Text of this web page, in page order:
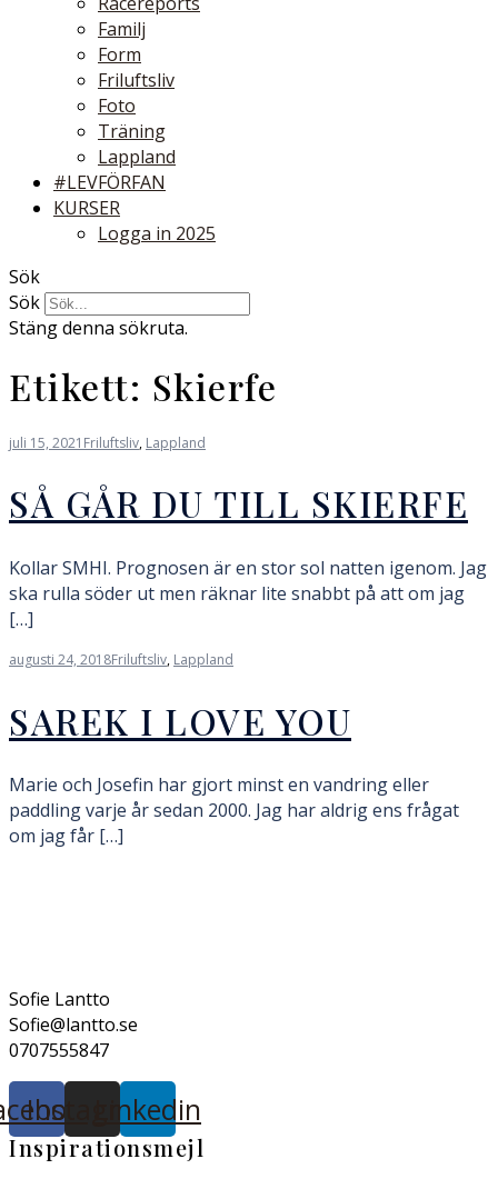
Familj
Form
Friluftsliv
Foto
Träning
Lappland
#LEVFÖRFAN
KURSER
Logga in 2025
Sök
Sök
Stäng denna sökruta.
Etikett: Skierfe
juli 15, 2021 Friluftsliv, Lappland
SÅ GÅR DU TILL SKIERFE
Kollar SMHI. Prognosen är en stor sol natten igenom. Jag
ska rulla söder ut men räknar lite snabbt på att om jag
[…]
augusti 24, 2018Friluftsliv, Lappland
SAREK I LOVE YOU
Marie och Josefin har gjort minst en vandring eller
paddling varje år sedan 2000. Jag har aldrig ens frågat
om jag får […]
Sofie Lantto
Sofie@lantto.se
0707555847
InstagramLinkedin
Inspirationsmejl